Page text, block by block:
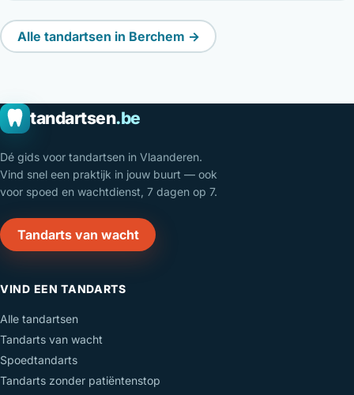
Alle tandartsen in Berchem →
tandartsen.be
Dé gids voor tandartsen in Vlaanderen.
Vind snel een praktijk in jouw buurt — ook
voor spoed en wachtdienst, 7 dagen op 7.
Tandarts van wacht
VIND EEN TANDARTS
Alle tandartsen
Tandarts van wacht
Spoedtandarts
Tandarts zonder patiëntenstop